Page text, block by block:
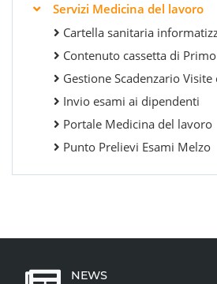
Servizi Medicina del lavoro
Cartella sanitaria
Contenuto cassetta di
Gestione Scadenzario Visite
Invio esami ai dipendenti
Portale Medicina del lavoro
Punto Prelievi Esami Melzo
NEWS